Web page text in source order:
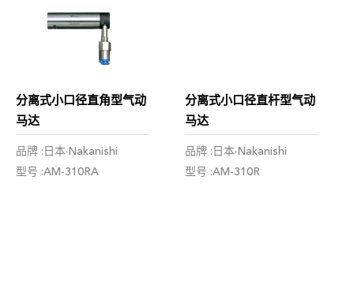
分离式小口径直角型气动
马达
品牌 :日本·Nakanishi
型号 :AM-310RA
分离式小口径直杆型气动
马达
品牌 :日本·Nakanishi
型号 :AM-310R